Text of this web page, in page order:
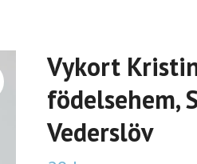
Vykort
födelsehem,
Vederslöv